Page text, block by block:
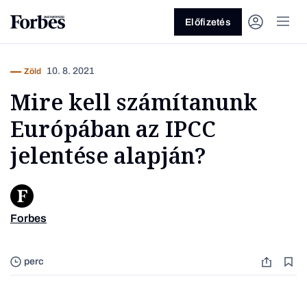
Előfizetés
perc
Zöld 10. 8. 2021
Mire kell számítanunk
Európában az IPCC
jelentése alapján?
Forbes